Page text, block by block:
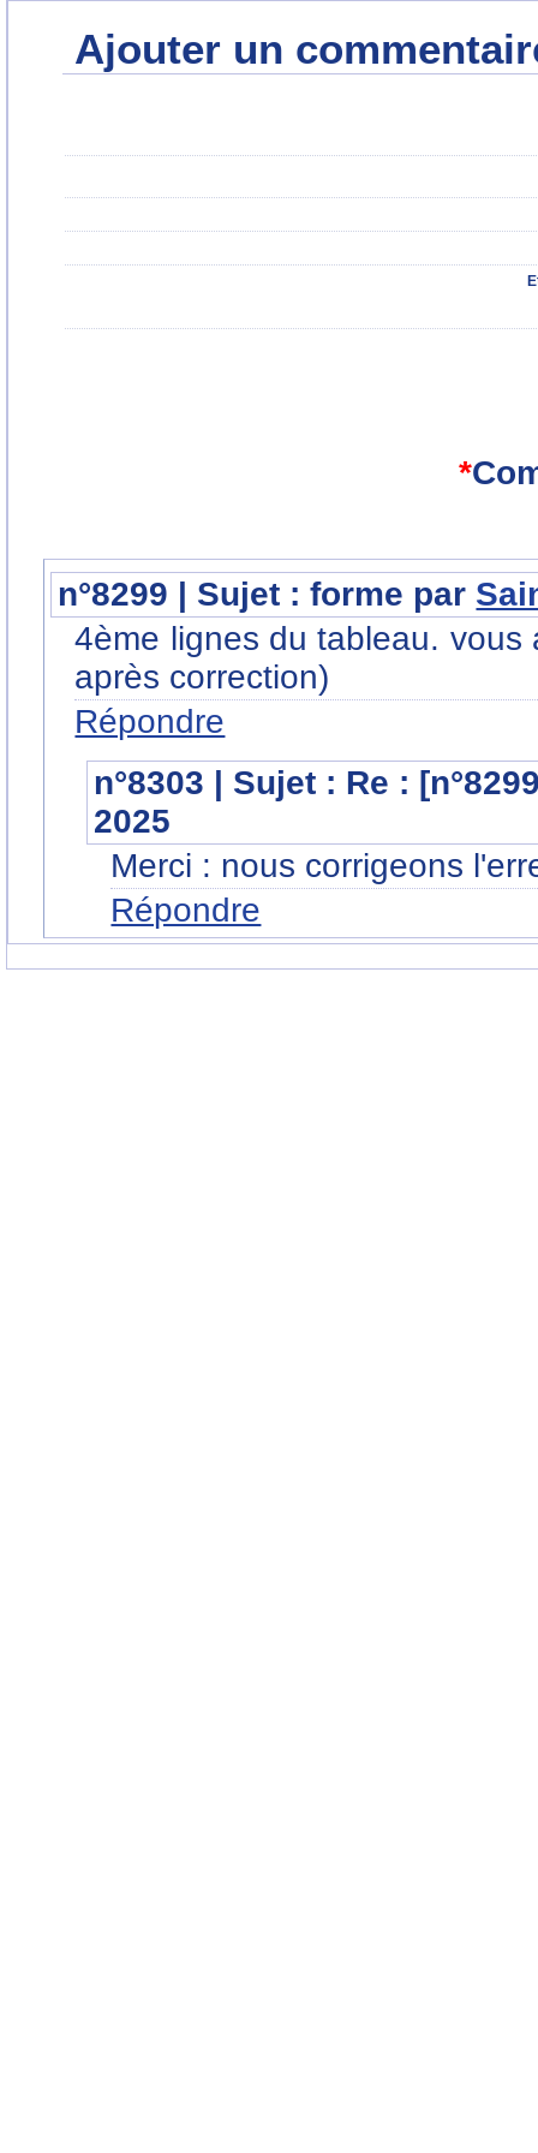
Ajouter un
*
n°8299 | Sujet : forme par
4ème lignes du tableau.
après correction)
Répondre
n°8303 | Sujet : Re :
2025
Merci : nous corrigeons
Répondre